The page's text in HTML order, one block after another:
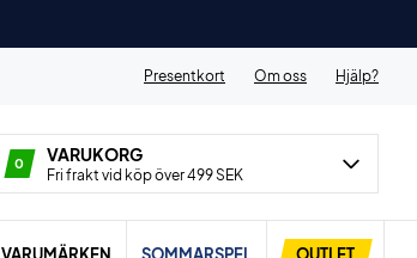
Presentkort Om oss Hjälp?
0 VARUKORG
Fri frakt vid köp över 499 SEK
VARUMÄRKEN SOMMARSPEL OUTLET